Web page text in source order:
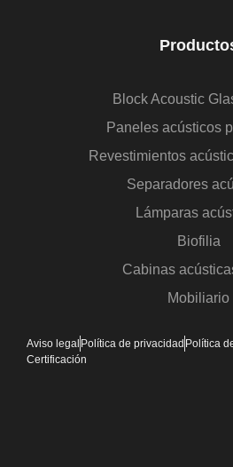
Block Acoustic
Paneles acústicos
Revestimientos
Separadores
Lámparas
Biofilia
Cabinas
Mobiliario
Aviso legal Política de privacidad Política
Certificación